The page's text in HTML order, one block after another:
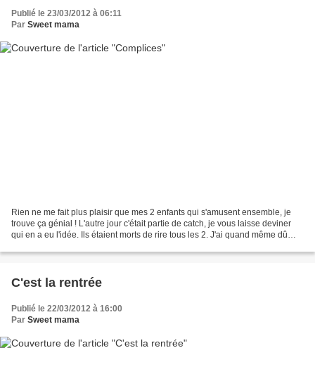
Publié le 23/03/2012 à 06:11
Par Sweet mama
Rien ne me fait plus plaisir que mes 2 enfants qui s'amusent ensemble, je
trouve ça génial ! L'autre jour c'était partie de catch, je vous laisse deviner
qui en a eu l'idée. Ils étaient morts de rire tous les 2. J'ai quand même dû
C'est la rentrée
Publié le 22/03/2012 à 16:00
Par Sweet mama